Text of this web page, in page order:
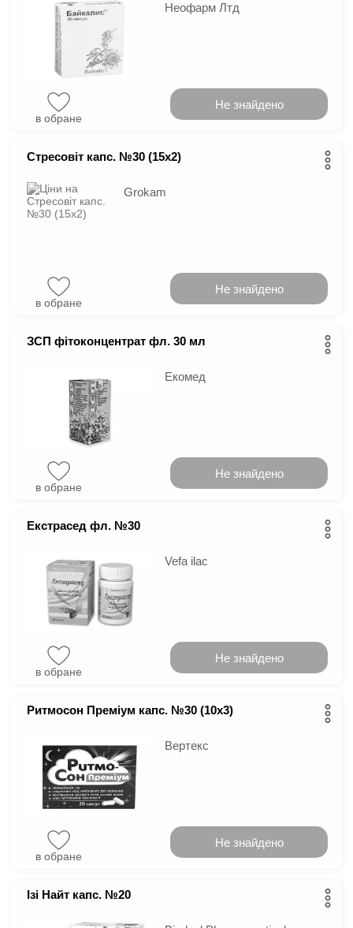
Неофарм Лтд
в обране
Не знайдено
Стресовіт капс. №30 (15х2)
Grokam
в обране
Не знайдено
ЗСП фітоконцентрат фл. 30 мл
Екомед
в обране
Не знайдено
Екстрасед фл. №30
Vefa ilac
в обране
Не знайдено
Ритмосон Преміум капс. №30 (10х3)
Вертекс
в обране
Не знайдено
Ізі Найт капс. №20